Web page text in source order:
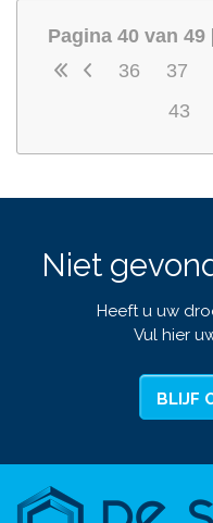
Pagina 40 van
36
37
43
Niet
Heeft u uw
Vul hier
BLIJF